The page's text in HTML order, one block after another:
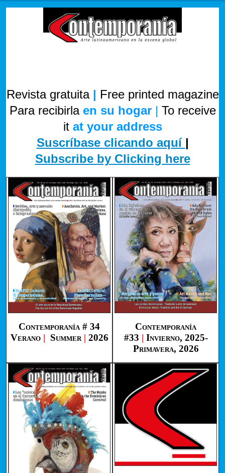
Revista gratuita | Free printed magazine
Para recibirla en su hogar | To receive
it at your address
Suscríbase clicando aquí |
Subscribe by Clicking here
Contemporanía # 34
Verano | Summer | 2026
Contemporanía
#33 | Invierno, 2025-
Primavera, 2026